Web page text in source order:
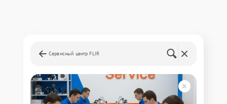
Сервисный центр FLIR